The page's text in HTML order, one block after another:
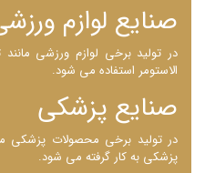
صنایع لوازم
در تولید برخی لوازم ورزشی
الاستومر استفاده می شود.
صنایع پزشکی
در تولید برخی محصولات پزشکی
پزشکی به کار گرفته می شود.